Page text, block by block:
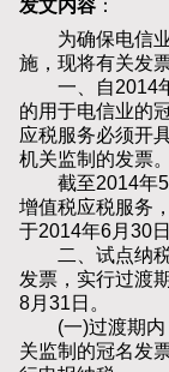
发文内容 ：
为确保电信业
施，现将有关发
一、自2014年
的用于电信业的
应税服务必须开
机关监制的发票。
截至2014年5
增值税应税服务
于2014年6月30
二、试点纳税
发票，实行过渡
8月31日。
(一)过渡期内
关监制的冠名发